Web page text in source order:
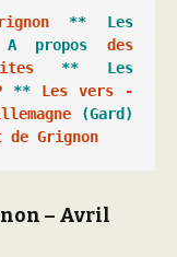
propos des
** Les vers -
(Gard)
Grignon
– Avril